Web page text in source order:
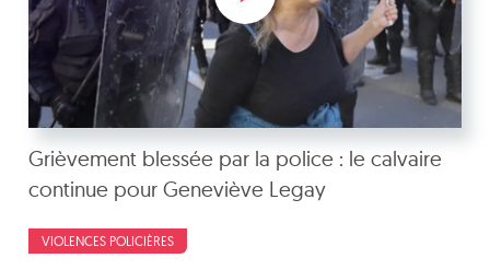
Grièvement blessée par la police : le calvaire
continue pour Geneviève Legay
VIOLENCES POLICIÈRES